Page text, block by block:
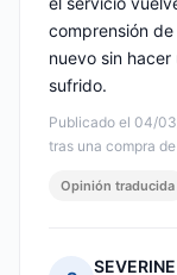
Publicado el 04/
tras una compra
comprensión
nuevo sin
sufrido.
Opinión traducida